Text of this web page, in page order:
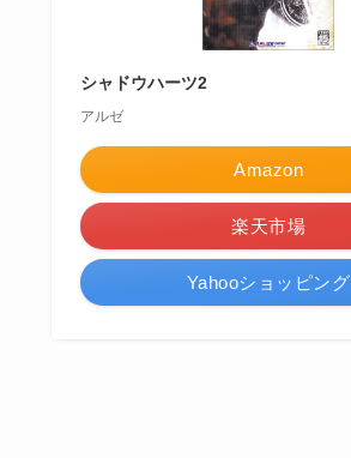
シャドウハーツ2
アルゼ
Amazon
楽天市場
Yahooショッピング